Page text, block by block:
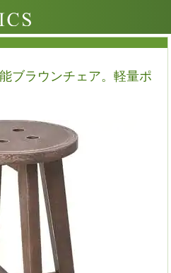
ブラウンチェア。軽量ポ